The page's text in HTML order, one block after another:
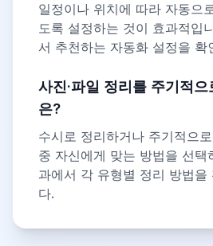
일정이나 위치에 따라 자동으
도록 설정하는 것이 효과적입
서 추천하는 자동화 설정을 확
사진·파일 정리를 주기적
은?
수시로 정리하거나 주기적으
중 자신에게 맞는 방법을 선택
과에서 각 유형별 정리 방법을
다.